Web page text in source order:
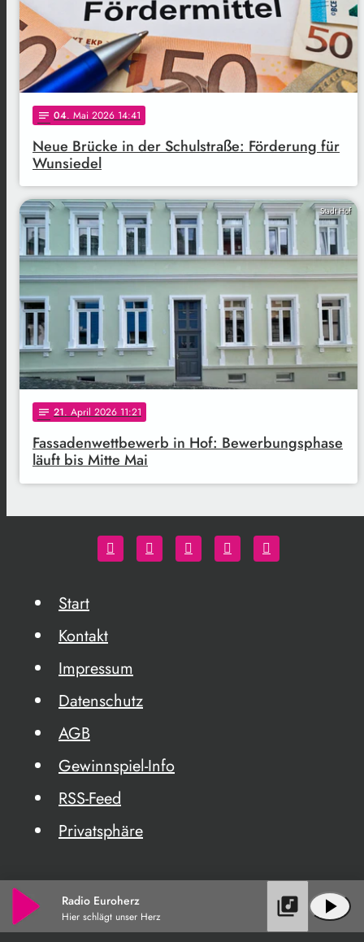
notes 04. Mai 2026 14:41
Neue Brücke in der Schulstraße: Förderung für
Wunsiedel
Stadt Hof
notes 21. April 2026 11:21
Fassadenwettbewerb in Hof: Bewerbungsphase
läuft bis Mitte Mai
Start
Kontakt
Impressum
Datenschutz
AGB
Gewinnspiel-Info
RSS-Feed
Privatsphäre
Radio Euroherz
Hier schlägt unser Herz play_arrow
library_music